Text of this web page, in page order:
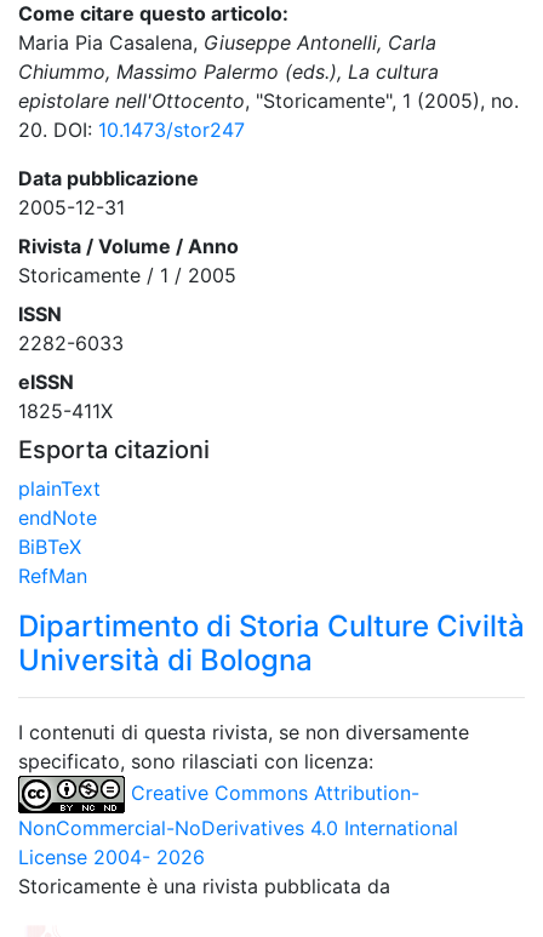
Come citare questo articolo:
Maria Pia Casalena, Giuseppe Antonelli, Carla
Chiummo, Massimo Palermo (eds.), La cultura
epistolare nell'Ottocento, "Storicamente", 1 (2005), no.
20. DOI: 10.1473/stor247
Data pubblicazione
2005-12-31
Rivista / Volume / Anno
Storicamente / 1 / 2005
ISSN
2282-6033
eISSN
1825-411X
Esporta citazioni
plainText
endNote
BiBTeX
RefMan
Dipartimento di Storia Culture Civiltà
Università di Bologna
I contenuti di questa rivista, se non diversamente
specificato, sono rilasciati con licenza:
Creative Commons Attribution-
NonCommercial-NoDerivatives 4.0 International
License 2004- 2026
Storicamente è una rivista pubblicata da